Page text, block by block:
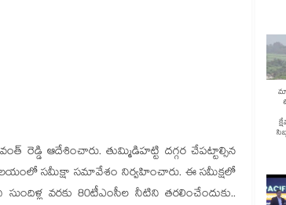
రెడ్డి ఆదేశించారు. తుమ్మిడిహట్టి దగ్గర చేపట్టాల్సిన
సమీక్షా సమావేశం నిర్వహించారు. ఈ సమీక్షలో
వరకు 80టీఎంసీల నీటిని తరలించేందుకు..